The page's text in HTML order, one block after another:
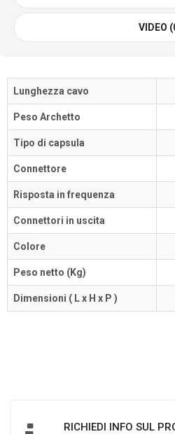
VIDEO
Lunghezza cavo
Peso Archetto
Tipo di capsula
Connettore
Risposta in frequenza
Connettori in uscita
Colore
Peso netto (Kg)
Dimensioni ( L x H x P )
RICHIEDI INFO SUL